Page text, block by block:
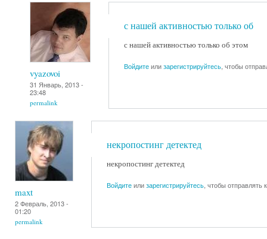
vyazovoi
31 Январь, 2013 -
23:48
permalink
с нашей активностью только об
с нашей активностью только об этом
Войдитеилизарегистрируйтесь, чтобы
maxt
2 Февраль, 2013 -
01:20
permalink
некропостинг детектед
некропостинг детектед
Войдитеилизарегистрируйтесь, чтобы отправлять